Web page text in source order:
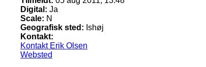
Digital: Ja
Scale: N
Geografisk sted: Ishøj
Kontakt:
Kontakt Erik Olsen
Websted